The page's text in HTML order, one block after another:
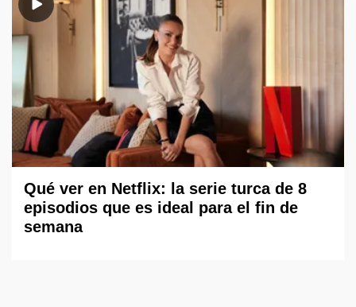
Qué ver en Netflix: la serie turca de 8
episodios que es ideal para el fin de
semana